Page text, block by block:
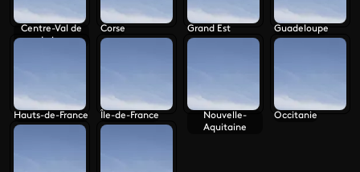
Centre-Val de
Loire
Corse Grand Est Guadeloupe
Hauts-de-France Île-de-France
Nouvelle-
Aquitaine
Occitanie